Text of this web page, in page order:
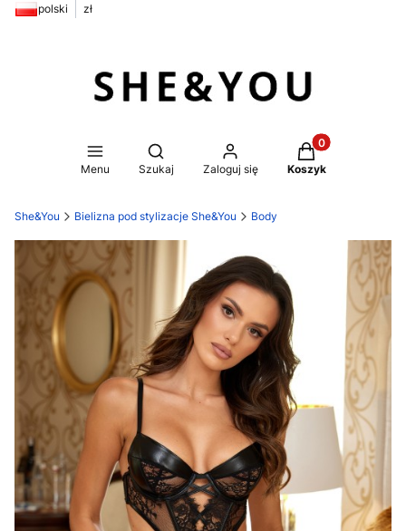
polski zł
Menu
Otwórz wyszukiwarkę
Szukaj Zaloguj się
Produkty w
Koszyk
She&You Bielizna pod stylizacje She&You Body